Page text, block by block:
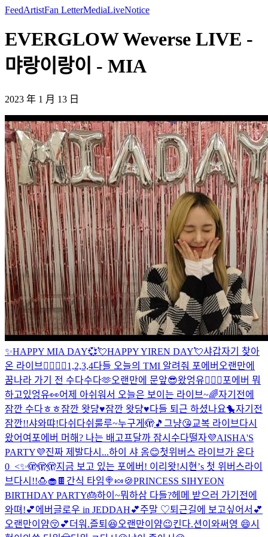
FeedArtistFan LetterMediaLiveNotice
EVERGLOW Weverse LIVE -
먀랑이랑이 - MIA
2023 年 1 月 13 日
✨HAPPY MIA DAY💞💘HAPPY YIREN DAY💘샤갑자기 찾아
온 라이브✌🏻✌🏻1,2,3,4다들 오늘의 TMI 알려줘 포에버 오랜만에
꿈나라 가기 전 수다수다🫶오랜만에 문앞😎왔엉유🙋🏻‍♀️포에버 뭐
하고있엉유👀어제 아쉬워서 오늘은 보이는 라이브~🌈자기전에
잠깐 수다ㅎㅎ잠깐 왓댱♥️잠깐 왓댱♥️다들 퇴근 하셨나요🐤자기전
잠깐!!샤와땨!다쉬다쉬 룰루~누구게🫣🎵 그냥😘교복 라이브다시
왔어여 포에버 머해? 나는 배고프달까 잠시수다떨자💜AISHA'S
PARTY💜진짜 제발다시...하이 샤 옴😊첫위버스 라이브가 온다
0_<✨🫣🫣🫣지금 보고 있는 포에버! 이리왓!시현’s 첫 위버스라이
브다시!!🍮🧁🍫간식 타임🍭🍬🍪PRINCESS SIHYEON
BIRTHDAY PARTY🎂하이~뭐하삼 다들?헤메 받으러 가기전에
와뗘!💕에버글로우 in JEDDAH💕주말 ♡퇴근길에 보고싶어서💕
오랜만이얌😚💕더워.즐퇴😆오랜만이얌😉킨다.션이와써영 😄시